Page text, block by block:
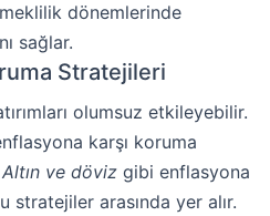
dönemlerinde
sağlar.
Stratejileri
olumsuz etkileyebilir.
karşı koruma
Altın ve döviz gibi enflasyona
stratejiler arasında yer alır.